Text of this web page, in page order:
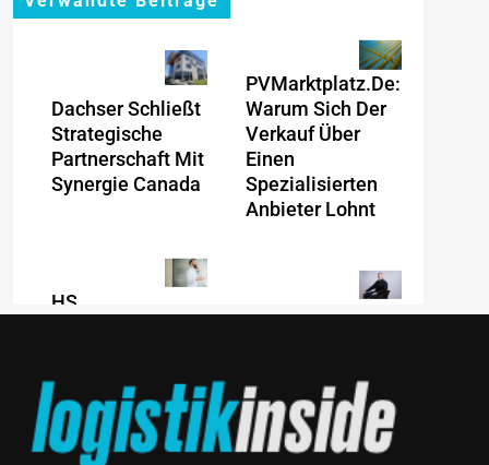
Dachser Schließt
Strategische
Partnerschaft Mit
Synergie Canada
PVMarktplatz.de:
Warum Sich Der
Verkauf Über
Einen
Spezialisierten
Anbieter Lohnt
HS
Mitarbeitergespräch
Pro Jahr Nichts
Verändert – Und
Was Stattdessen
Onboard-Kurier-
Spezialist OBC
ONE Die
Internationale